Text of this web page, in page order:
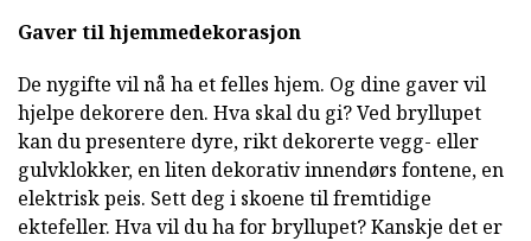
Gaver til hjemmedekorasjon
De nygifte vil nå ha et felles hjem. Og dine gaver vil
hjelpe dekorere den. Hva skal du gi? Ved bryllupet
kan du presentere dyre, rikt dekorerte vegg- eller
gulvklokker, en liten dekorativ innendørs fontene, en
elektrisk peis. Sett deg i skoene til fremtidige
ektefeller. Hva vil du ha for bryllupet? Kanskje det er